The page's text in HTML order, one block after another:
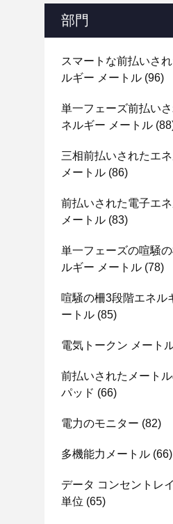
部門
スマートな前払いさ
ルギー メートル (96)
単一フェーズ前払い
ネルギー メートル
三相前払いされたエ
メートル (86)
前払いされた電子エ
メートル (83)
単一フェーズの喧騒
ルギー メートル (78)
喧騒の柵3段階エネル
ートル (85)
電気トークン メート
前払いされたメート
パッド (66)
電力のモニター (82)
多機能力メートル (66)
データ コンセントレ
単位 (65)